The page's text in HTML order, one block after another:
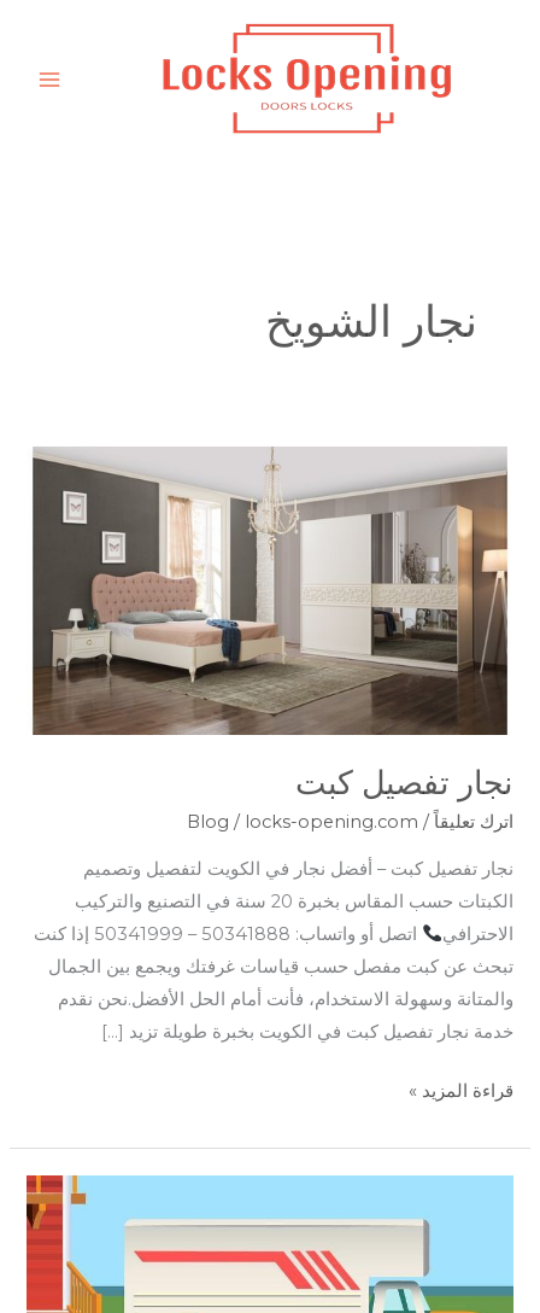
نجار الشويخ
نجار تفصيل كبت
اترك تعليقاً /
Blog / locks-opening.com
نجار تفصيل كبت – أفضل نجار في الكويت لتفصيل وتصميم
الكبتات حسب المقاس بخبرة 20 سنة في التصنيع والتركيب
الاحترافي
اتصل أو واتساب: 50341888 – 50341999 إذا كنت
تبحث عن كبت مفصل حسب قياسات غرفتك ويجمع بين الجمال
والمتانة وسهولة الاستخدام، فأنت أمام الحل الأفضل.نحن نقدم
خدمة نجار تفصيل كبت في الكويت بخبرة طويلة تزيد […]
نجار
قراءة المزيد »